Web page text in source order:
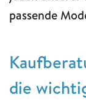
passende
die